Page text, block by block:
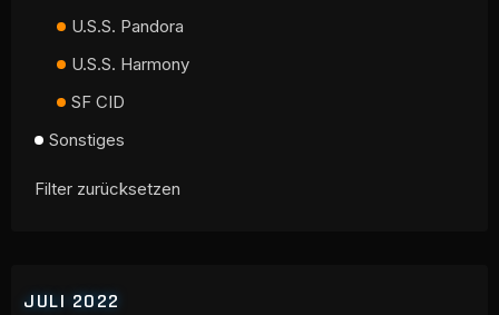
U.S.S. Pandora
U.S.S. Harmony
SF CID
Sonstiges
Filter zurücksetzen
JULI 2022